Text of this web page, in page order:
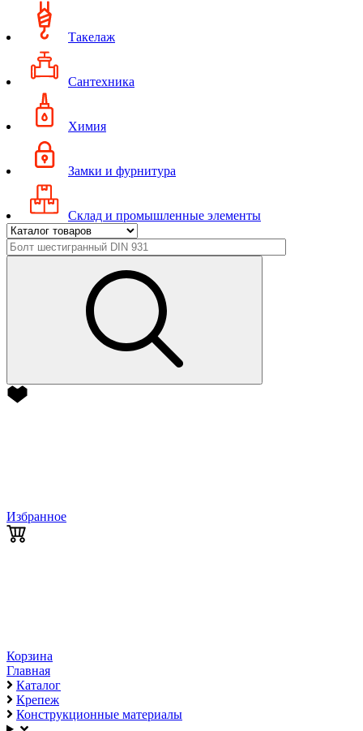
Такелаж
Сантехника
Химия
Замки и фурнитура
Склад и промышленные элементы
Избранное
Корзина
Главная
Каталог
Крепеж
Конструкционные материалы